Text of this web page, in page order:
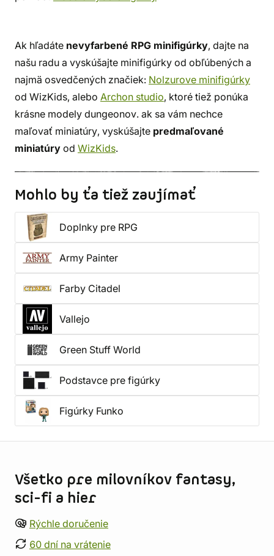
Ak hľadáte nevyfarbené RPG minifigúrky, dajte na
našu radu a vyskúšajte minifigúrky od obľúbených a
najmä osvedčených značiek: Nolzurove minifigúrky
od WizKids, alebo Archon studio, ktoré tiež ponúka
krásne modely dungeonov. ak sa vám nechce
maľovať miniatúry, vyskúšajte predmaľované
miniatúry od WizKids.
Mohlo by ťa tiež zaujímať
Doplnky pre RPG
Army Painter
Farby Citadel
Vallejo
Green Stuff World
Podstavce pre figúrky
Figúrky Funko
Všetko pre milovníkov fantasy,
sci-fi a hier
Rýchle doručenie
60 dní na vrátenie